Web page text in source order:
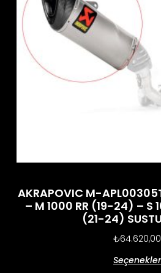
AKRAPOVIC M-
– M 1000 RR (19-24) – S
(21-24)
₺64.620,00
Seçenekler